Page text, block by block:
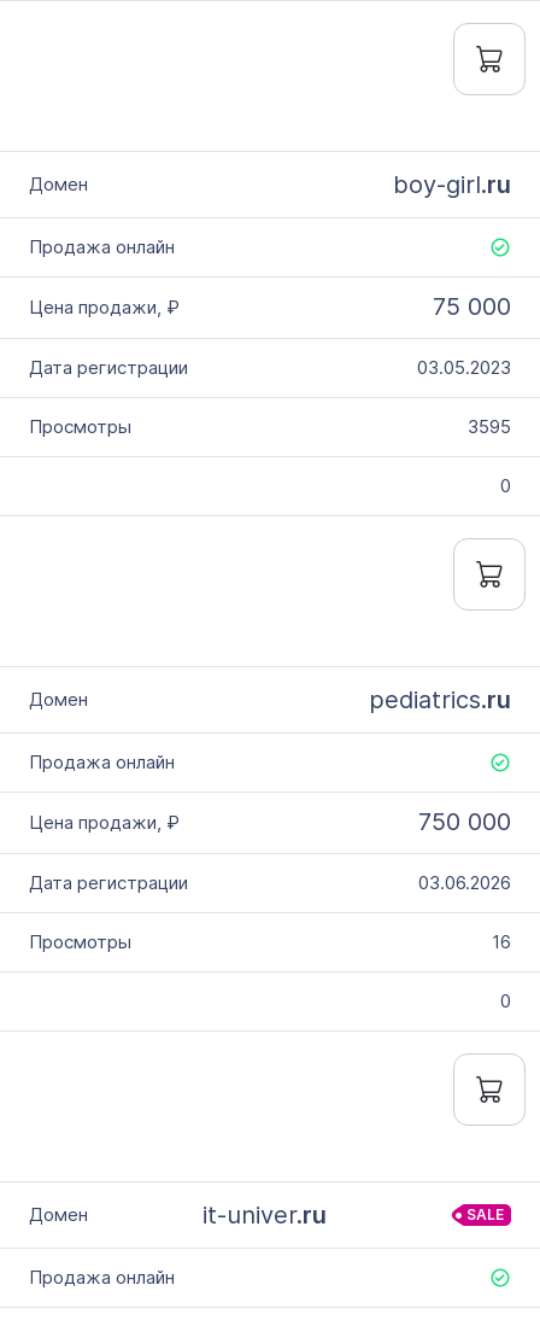
boy-girl.ru
75 000
03.05.2023
3595
0
pediatrics.ru
750 000
03.06.2026
16
0
it-univer.ru SALE